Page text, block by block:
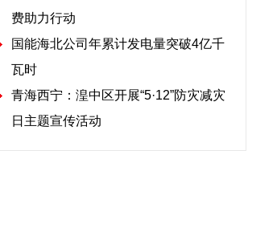
费助力行动
国能海北公司年累计发电量突破4亿千
瓦时
青海西宁：湟中区开展“5·12”防灾减灾
日主题宣传活动